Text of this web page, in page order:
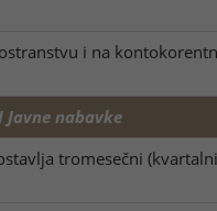
i na
Javne nabavke
tromesečni